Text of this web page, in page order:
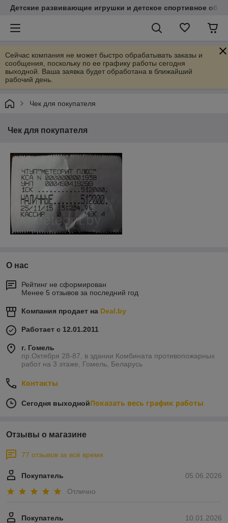
Детские развивающие игрушки и детское спортивное
Сейчас компания не может быстро обрабатывать заказы и
сообщения, поскольку по ее графику работы сегодня
выходной. Ваша заявка будет обработана в ближайший
рабочий день.
Чек для покупателя
Чек для покупателя
О нас
Рейтинг не сформирован
Менее 5 отзывов за последний год
Компания продает на Deal.by
Работает с 12.01.2011
г. Гомель
пр.Октября 28-87, в здании Комбината противопожарных
работ на 3 этаже, Гомель, Беларусь
Контакты
Сегодня выходнойПоказать весь график работы
Отзывы о магазине
77 отзывов за всё время
05.06.2026
Покупатель
Отлично
10.01.2026
Покупатель